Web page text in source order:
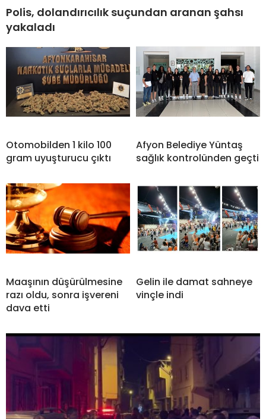
Polis, dolandırıcılık suçundan aranan şahsı
yakaladı
Otomobilden 1 kilo 100
gram uyuşturucu çıktı
Afyon Belediye Yüntaş
sağlık kontrolünden geçti
Maaşının düşürülmesine
razı oldu, sonra işvereni
dava etti
Gelin ile damat sahneye
vinçle indi